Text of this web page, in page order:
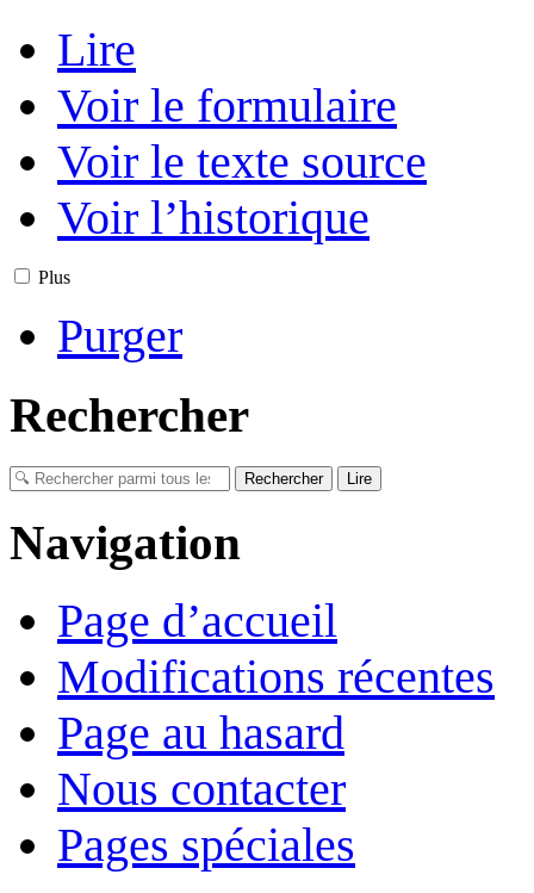
Lire
Voir le formulaire
Voir le texte source
Voir l’historique
Plus
Purger
Rechercher
Navigation
Page d’accueil
Modifications récentes
Page au hasard
Nous contacter
Pages spéciales